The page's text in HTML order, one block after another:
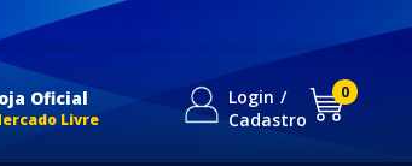
Oficial
Livre
Login
Cadastro
0